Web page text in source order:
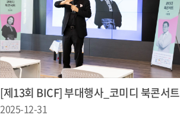
[제13회 BICF] 부대행사_코미디 북콘서트
2025-12-31